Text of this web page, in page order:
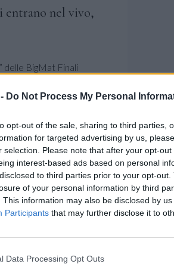
Do Not Process My Personal
opt-out of the sale, sharing to third parties,
for targeted advertising by us,
selection. Please note that after your opt-
interest-based ads based on personal
to third parties prior to your opt-
of your personal information by third
This information may also be disclosed by
Participants that may further disclose it to
Data Processing Opt Outs
entrano nel vivo,
delle BigMat Finali
quarti di finale.
confermata nella Serie
la costruzione del nuovo
Julia Kudiess
il roster della Igor